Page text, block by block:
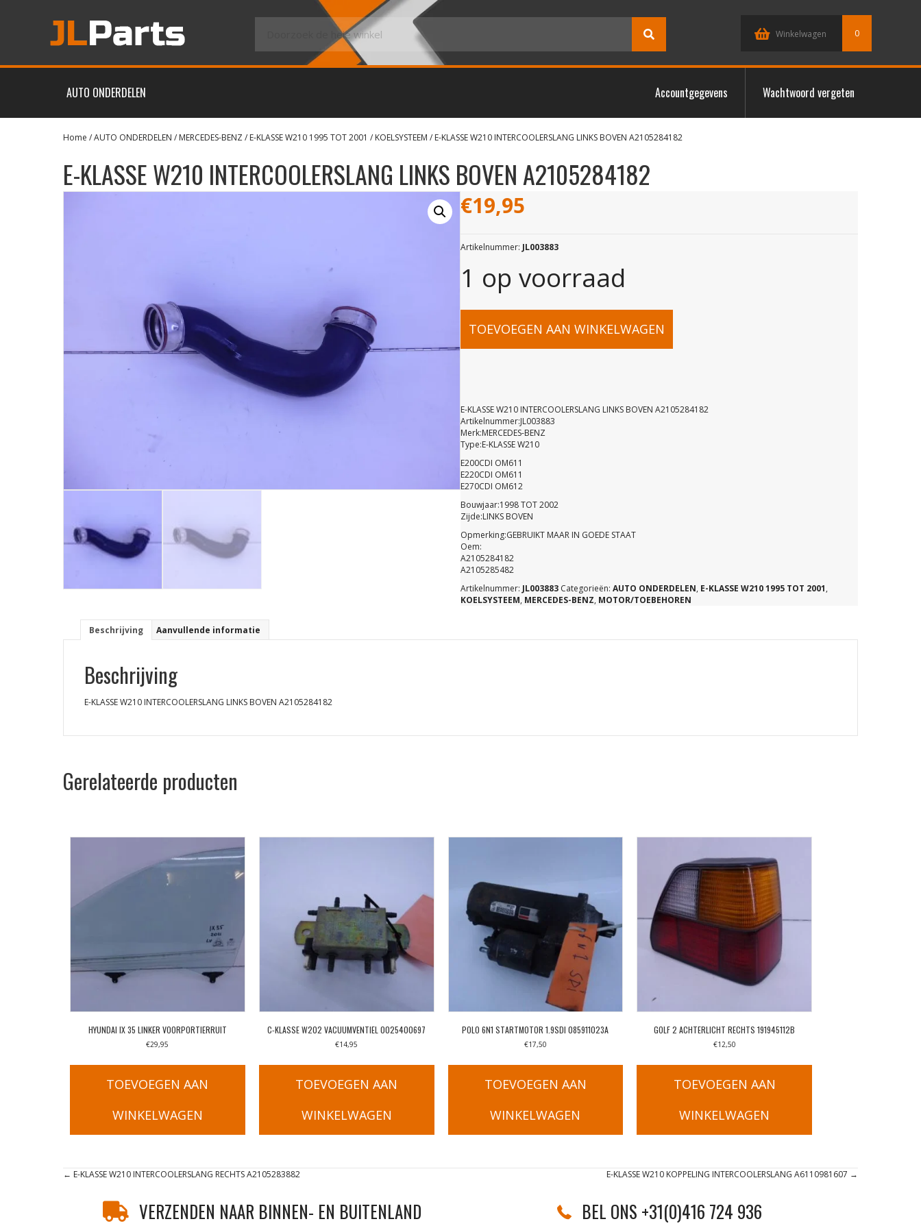
Winkelwagen 0
AUTO ONDERDELEN Accountgegevens Wachtwoord vergeten
Home /AUTO ONDERDELEN / MERCEDES-BENZ/ E-KLASSE W210 1995 TOT 2001 / KOELSYSTEEM / E-KLASSE W210 INTERCOOLERSLANG LINKS BOVEN A2105284182
E-KLASSE W210 INTERCOOLERSLANG LINKS BOVEN A2105284182
€19,95
Artikelnummer: JL003883
1 op voorraad
E-
W210
INTERCOOLERSLANG
LINKS
BOVEN
A2105284182
aantal
TOEVOEGEN AAN WINKELWAGEN
E-KLASSE W210 INTERCOOLERSLANG LINKS BOVEN A2105284182
Artikelnummer:JL003883
Merk:MERCEDES-BENZ
Type:E-KLASSE W210
E200CDI OM611
E220CDI OM611
E270CDI OM612
Bouwjaar:1998 TOT 2002
Zijde:LINKS BOVEN
Opmerking:GEBRUIKT MAAR IN GOEDE STAAT
Oem:
A2105284182
A2105285482
Artikelnummer: JL003883 Categorieën: AUTO ONDERDELEN, E-KLASSE W210 1995 TOT 2001,
KOELSYSTEEM, MERCEDES-BENZ, MOTOR/TOEBEHOREN
Beschrijving Aanvullende informatie
Beschrijving
E-KLASSE W210 INTERCOOLERSLANG LINKS BOVEN A2105284182
Gerelateerde producten
HYUNDAI IX 35 LINKER VOORPORTIERRUIT
€29,95
TOEVOEGEN AAN
WINKELWAGEN
C-KLASSE W202 VACUUMVENTIEL 0025400697
€14,95
TOEVOEGEN AAN
WINKELWAGEN
POLO 6N1 STARTMOTOR 1.9SDI 085911023A
€17,50
TOEVOEGEN AAN
WINKELWAGEN
GOLF 2 ACHTERLICHT RECHTS 191945112B
€12,50
TOEVOEGEN AAN
WINKELWAGEN
Posts
navigation
← E-KLASSE W210 INTERCOOLERSLANG RECHTS A2105283882 E-KLASSE W210 KOPPELING INTERCOOLERSLANG A6110981607 →
VERZENDEN NAAR BINNEN- EN BUITENLAND BEL ONS +31(0)416 724 936